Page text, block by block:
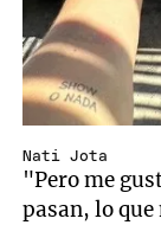
Nati Jota
"Pero me
pasan, lo que